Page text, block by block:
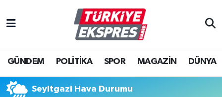
GÜNDEM POLİTİKA SPOR MAGAZİN DÜNYA
Seyitgazi Hava Durumu
İstanbul Nöbetçi Eczaneler
İstanbul Hava Durumu
İstanbul Namaz Vakitleri